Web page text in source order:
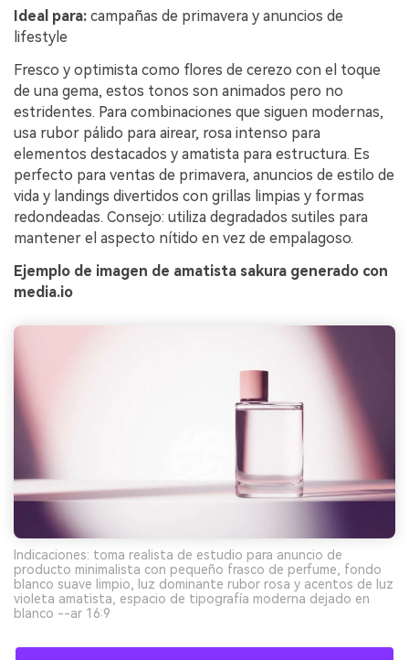
Ideal para: campañas de primavera y anuncios de
lifestyle
Fresco y optimista como flores de cerezo con el toque
de una gema, estos tonos son animados pero no
estridentes. Para combinaciones que siguen modernas,
usa rubor pálido para airear, rosa intenso para
elementos destacados y amatista para estructura. Es
perfecto para ventas de primavera, anuncios de estilo de
vida y landings divertidos con grillas limpias y formas
redondeadas. Consejo: utiliza degradados sutiles para
mantener el aspecto nítido en vez de empalagoso.
Ejemplo de imagen de amatista sakura generado con
media.io
Indicaciones: toma realista de estudio para anuncio de
producto minimalista con pequeño frasco de perfume, fondo
blanco suave limpio, luz dominante rubor rosa y acentos de luz
violeta amatista, espacio de tipografía moderna dejado en
blanco --ar 16:9